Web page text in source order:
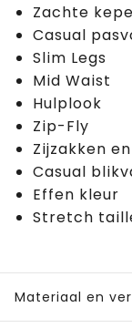
Zachte
Casual
Slim Legs
Mid Waist
Hulplook
Zip-Fly
Zijzakken
Casual
Effen kleur
Stretch
Materiaal en